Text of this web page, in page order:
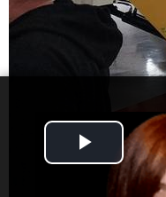
Play
Video